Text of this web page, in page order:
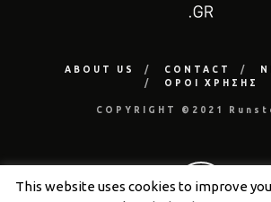
ABOUT US CONTACT
ΟΡΟΙ ΧΡΗΣΗΣ
COPYRIGHT ©2021
This website uses cookies to improve